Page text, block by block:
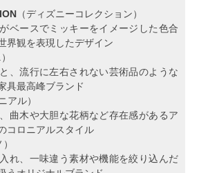
（ディズニーコレクション）
ベースでミッキーをイメージした色合
界観を表現したデザイン
）
、流行に左右されない芸術品のような
具最高峰ブランド
ニアル）
曲木や大胆な花柄など存在感があるア
コロニアルスタイル
れ、一味違う素材や機能を絞り込んだ